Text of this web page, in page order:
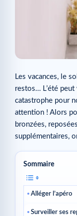
Les vacances, le
restos… L’été
catastrophe pour
attention ! Alors
bronzées,
supplémentaires,
Sommaire
Alléger l’apéro
Surveiller ses